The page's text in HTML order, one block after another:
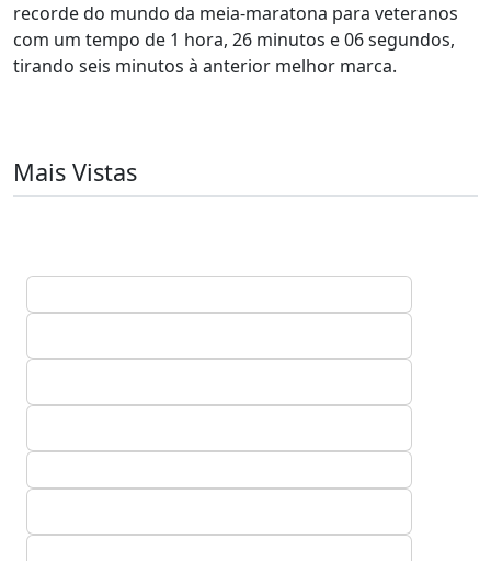
recorde do mundo da meia-maratona para veteranos
com um tempo de 1 hora, 26 minutos e 06 segundos,
tirando seis minutos à anterior melhor marca.
Mais Vistas